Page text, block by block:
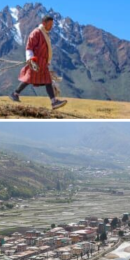
?
Asian Roads